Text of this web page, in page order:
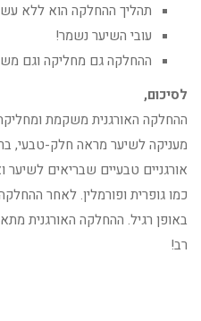
תהליך ההחלקה הוא ללא
עובי השיער נשמר!
ההחלקה גם מחליקה וגם
לסיכום,
ההחלקה האורגנית משקמת
מעניקה לשיער מראה חלק-טבעי,
אורגניים טבעיים שבריאים לשיער
כמו גופרית ופורמלין. לאחר
באופן רגיל. ההחלקה האורגנית
רב!